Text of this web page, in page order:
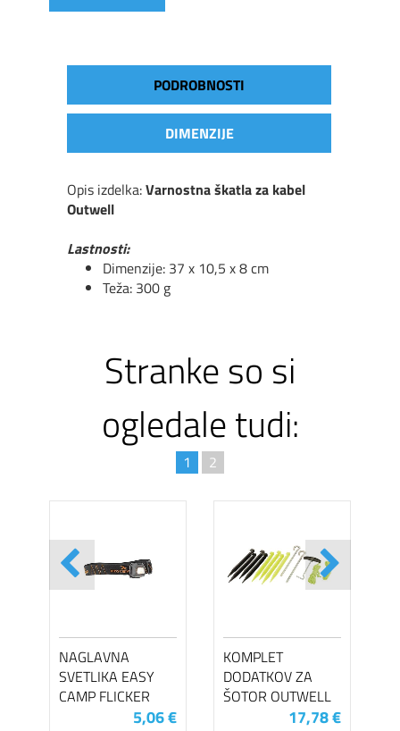
PODROBNOSTI
DIMENZIJE
Opis izdelka:Varnostna škatla za kabel
Outwell
Lastnosti:
Dimenzije: 37 x 10,5 x 8 cm
Teža: 300 g
Stranke so si
ogledale tudi:
1 2
NAGLAVNA
SVETLIKA EASY
CAMP FLICKER
5,06 €
KOMPLET
DODATKOV ZA
ŠOTOR OUTWELL
17,78 €